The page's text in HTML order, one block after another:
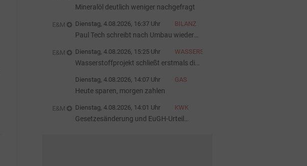
Mineralöl deutlich weniger nachgefragt
E&M Dienstag, 4.08.2026, 16:37 Uhr BILANZ
Paul Tech schreibt nach Umbau wieder
E&M Dienstag, 4.08.2026, 15:25 Uhr WASSERSTOFFINFRASTRUKTUR
Wasserstoffprojekt schließt erstmals die
Dienstag, 4.08.2026, 14:07 Uhr GAS
Heute sparen, morgen zahlen
E&M Dienstag, 4.08.2026, 14:01 Uhr KWK
Gesetzesänderung und EuGH-Urteil